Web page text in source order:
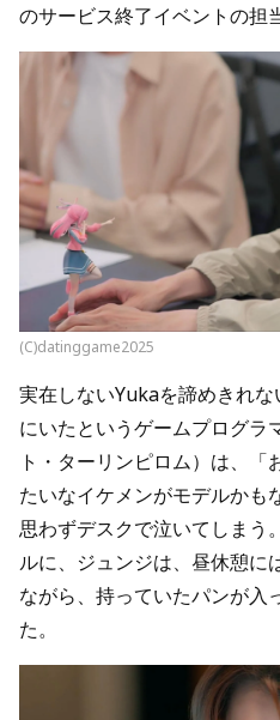
のサービス終了イベントの担
(C)datinggame2025
実在しないYukaを諦めきれ
にいたというゲームプログラ
ト・ターリンピロム）は、
たいなイケメンがモデルかも
思わずデスクで泣いてしまう
ルに、ジュンジは、昼休憩に
ながら、持っていたパンが入
た。